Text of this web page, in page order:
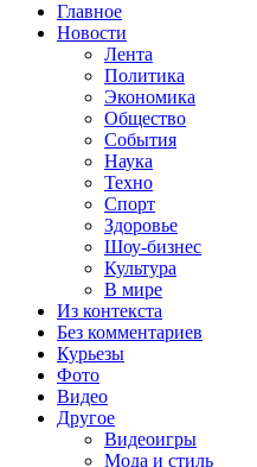
Главное
Новости
Лента
Политика
Экономика
Общество
События
Наука
Техно
Спорт
Здоровье
Шоу-бизнес
Культура
В мире
Из контекста
Без комментариев
Курьезы
Фото
Видео
Другое
Видеоигры
Мода и стиль